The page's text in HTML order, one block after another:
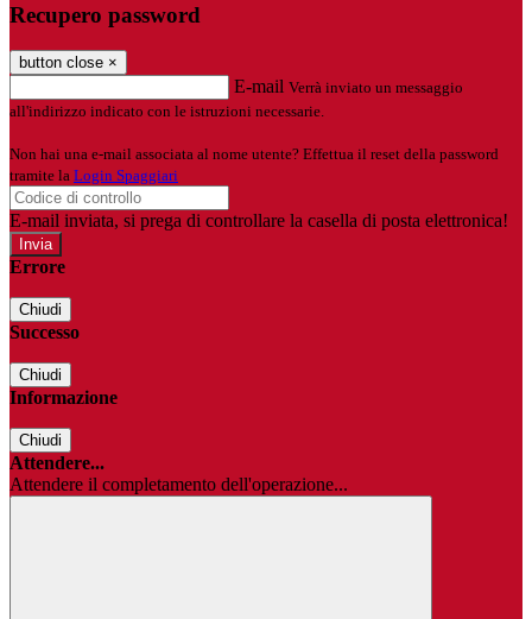
Recupero password
button close ×
E-mail Verrà inviato un messaggio
all'indirizzo indicato con le istruzioni necessarie.
Non hai una e-mail associata al nome utente? Effettua il reset della password
tramite la Login Spaggiari
E-mail inviata, si prega di controllare la casella di posta elettronica!
Errore
Chiudi
Successo
Chiudi
Informazione
Chiudi
Attendere...
Attendere il completamento dell'operazione...